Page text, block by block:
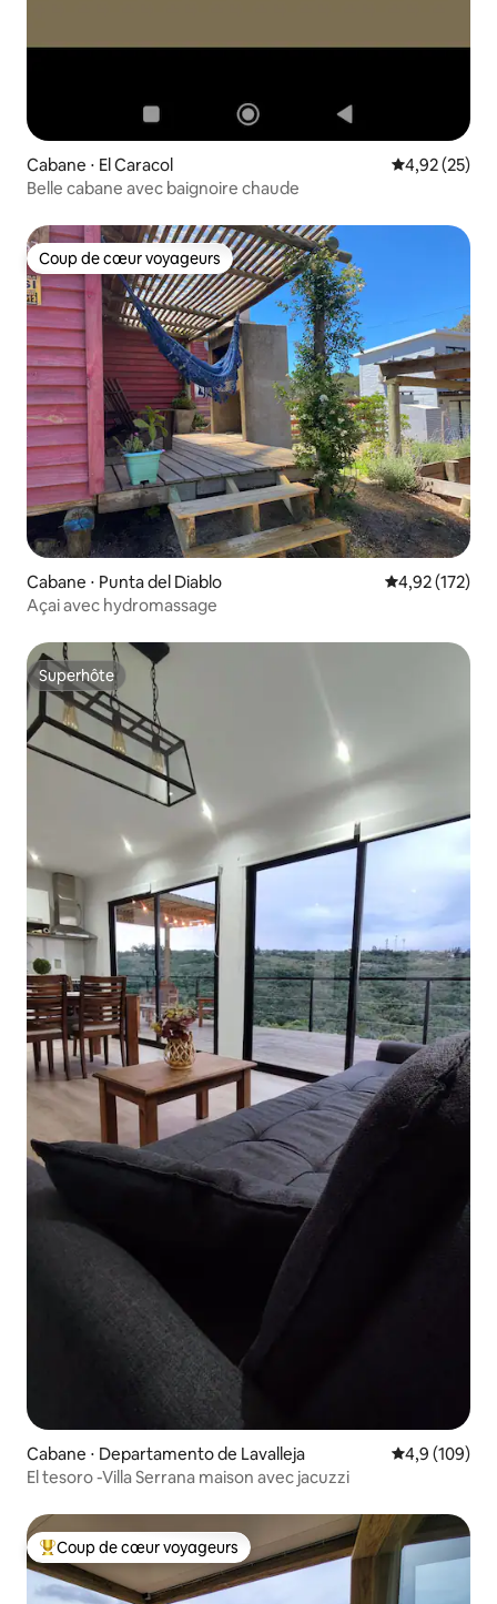
Cabane ⋅ El Caracol Évaluation
4,92 (25)
Belle cabane avec baignoire chaude
Coup de cœur voyageurs
Coup de cœur voyageurs
Cabane ⋅ Punta del Diablo Évaluation
4,92 (172)
Açai avec hydromassage
Superhôte
Superhôte
Cabane ⋅ Departamento de Lavalleja Évaluation
4,9 (109)
El tesoro -Villa Serrana maison avec jacuzzi
Coups de cœur voyageurs les plus appréciés
Coup de cœur voyageurs